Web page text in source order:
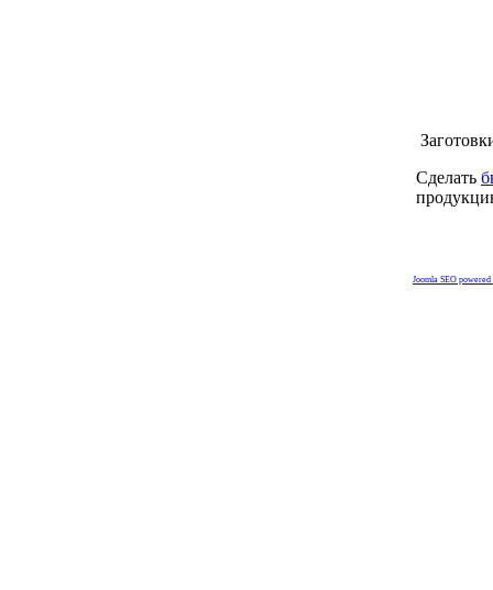
Сделать
Joomla SEO powered